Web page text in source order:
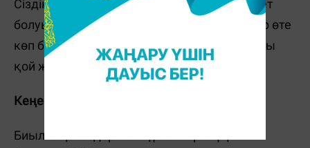
Сіздің ақыл-кеңесіңіз сүйіктіңізге аса қажет
болуы мүмкін. Жаңа жылда жаңа таныстар өте
көп болады. Бірақ сақ болыңыз! Арыстанды
қой жылы алдау оңайға соғуы мүмкін.
Кеңес
Биыл іс-қағаздар мен құжаттарға ұқыпты